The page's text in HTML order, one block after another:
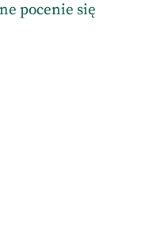
pocenie się